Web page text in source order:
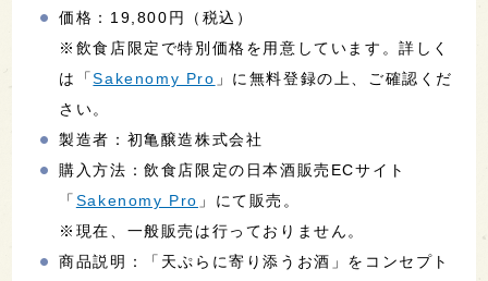
価格：19,800円（税込）
※飲食店限定で特別価格を用意しています。詳しく
は「Sakenomy Pro 」に無料登録の上、ご確認くだ
さい。
製造者：初亀醸造株式会社
購入方法：飲食店限定の日本酒販売ECサイト
「 Sakenomy Pro 」にて販売。
※現在、一般販売は行っておりません。
商品説明：「天ぷらに寄り添うお酒」をコンセプト